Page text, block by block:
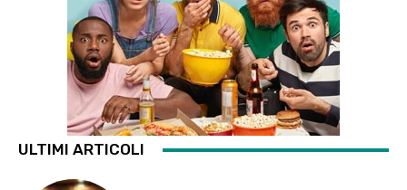
ULTIMI ARTICOLI